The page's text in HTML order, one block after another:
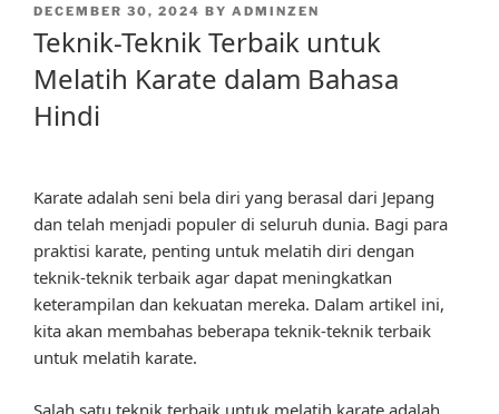
POSTED
DECEMBER 30, 2024 BY ADMINZEN
Teknik-Teknik Terbaik untuk
Melatih Karate dalam Bahasa
Hindi
Karate adalah seni bela diri yang berasal dari Jepang
dan telah menjadi populer di seluruh dunia. Bagi para
praktisi karate, penting untuk melatih diri dengan
teknik-teknik terbaik agar dapat meningkatkan
keterampilan dan kekuatan mereka. Dalam artikel ini,
kita akan membahas beberapa teknik-teknik terbaik
untuk melatih karate.
Salah satu teknik terbaik untuk melatih karate adalah